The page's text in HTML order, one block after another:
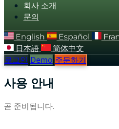
회사 소개
문의
English Español
日本語
简体中文
로그인 Demo 주문하기
사용 안내
곧 준비됩니다.